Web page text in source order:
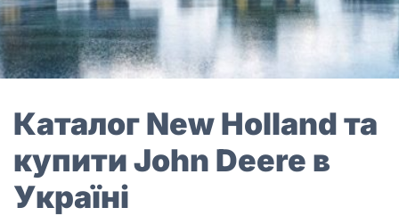
Каталог New Holland та
купити John Deere в
Україні